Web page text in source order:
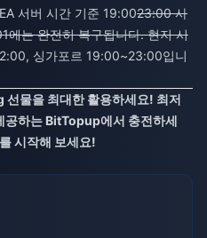
서버 시간 기준 19:0023:00 사
에는 완전히 복구됩니다. 현지 시
싱가포르 19:00~23:00입니
물을 최대한 활용하세요! 최저
공하는 BitTopup에서 충전하세
시작해 보세요!